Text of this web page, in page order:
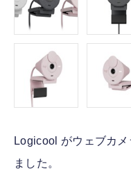
Logicool がウェブカ
ました。